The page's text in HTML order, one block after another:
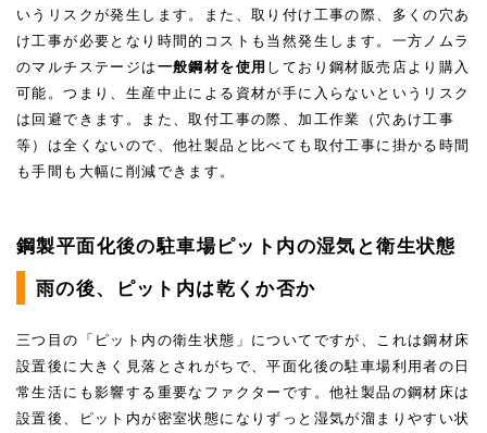
いうリスクが発生します。また、取り付け工事の際、多くの穴あ
け工事が必要となり時間的コストも当然発生します。一方ノムラ
のマルチステージは一般鋼材を使用 しており鋼材販売店より購入
可能。つまり、生産中止による資材が手に入らないというリスク
は回避できます。また、取付工事の際、加工作業（穴あけ工事
等）は全くないので、他社製品と比べても取付工事に掛かる時間
も手間も大幅に削減できます。
鋼製平面化後の駐車場ピット内の湿気と衛生状態
雨の後、ピット内は乾くか否か
三つ目の「ピット内の衛生状態」についてですが、これは鋼材床
設置後に大きく見落とされがちで、平面化後の駐車場利用者の日
常生活にも影響する重要なファクターです。他社製品の鋼材床は
設置後、ピット内が密室状態になりずっと湿気が溜まりやすい状